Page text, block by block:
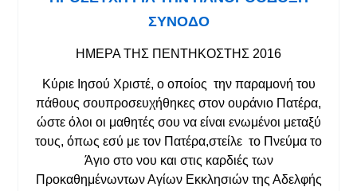
ΣΥΝΟΔΟ
ΗΜΕΡΑ ΤΗΣ ΠΕΝΤΗΚΟΣΤΗΣ 2016
Κύριε Ιησού Χριστέ, ο οποίος την παραμονή του
πάθους σουπροσευχήθηκες στον ουράνιο Πατέρα,
ώστε όλοι οι μαθητές σου να είναι ενωμένοι μεταξύ
τους, όπως εσύ με τον Πατέρα,στείλε το Πνεύμα το
Άγιο στο νου και στις καρδιές των
Προκαθημένωντων Αγίων Εκκλησιών της Αδελφής